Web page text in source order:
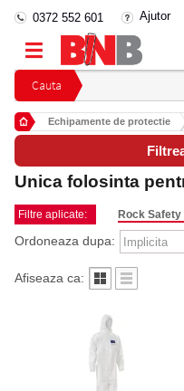
Cauta
0372 552 601 Ajutor
Echipamente de protectie
Unica folosinta
Filtre aplicate: Rock Safety
Ordoneaza dupa:
Afiseaza ca: